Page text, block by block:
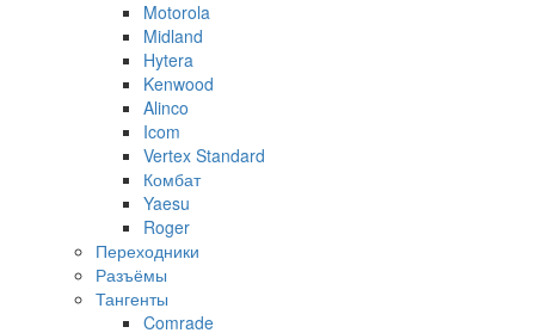
Motorola
Midland
Hytera
Kenwood
Alinco
Icom
Vertex Standard
Комбат
Yaesu
Roger
Переходники
Разъёмы
Тангенты
Comrade